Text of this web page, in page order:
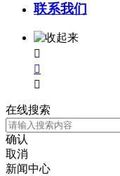
联系我们



在线搜索
确认
取消
新闻中心